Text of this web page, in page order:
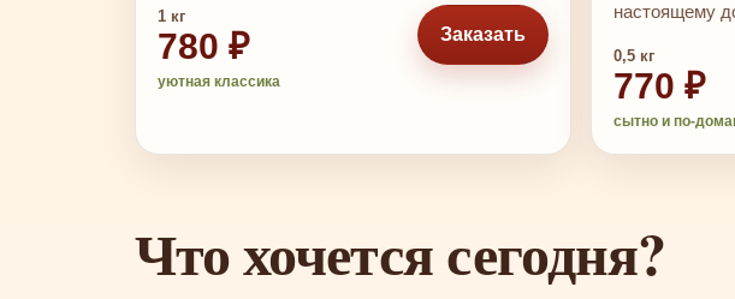
1 кг
780 ₽
уютная классика
Заказать
настоящему
0,5 кг
770 ₽
сытно и по-
Что хочется сегодня?